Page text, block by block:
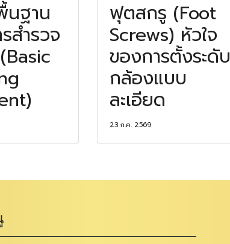
ฐาน
สำรวจ
ฟุตสกรู (Foot
Screws) หัวใจ
ของการตั้งระดับ
กล้องแบบ
ละเอียด
23 ก.ค. 2569